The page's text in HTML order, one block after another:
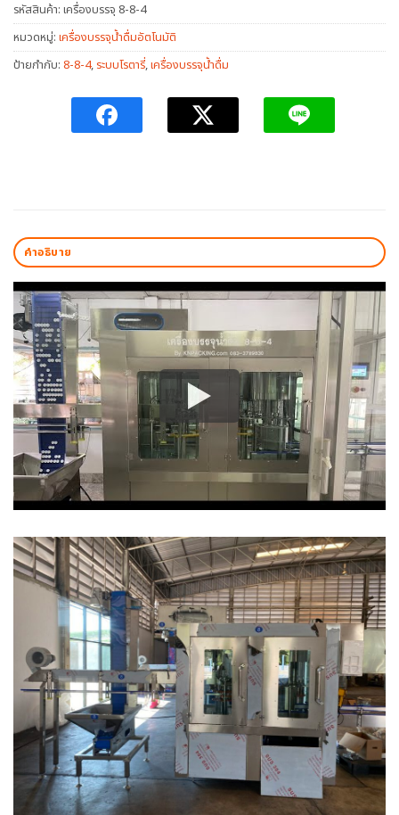
รหัสสินค้า: เครื่องบรรจุ 8-8-4
หมวดหมู่: เครื่องบรรจุน้ำดื่มอัตโนมัติ
ป้ายกำกับ: 8-8-4, ระบบโรตารี่,เครื่องบรรจุน้ำดื่ม
คำอธิบาย